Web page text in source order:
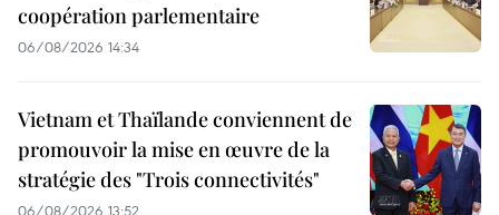
coopération parlementaire
06/08/2026 14:34
Vietnam et Thaïlande conviennent de
promouvoir la mise en œuvre de la
stratégie des "Trois connectivités"
06/08/2026 13:52